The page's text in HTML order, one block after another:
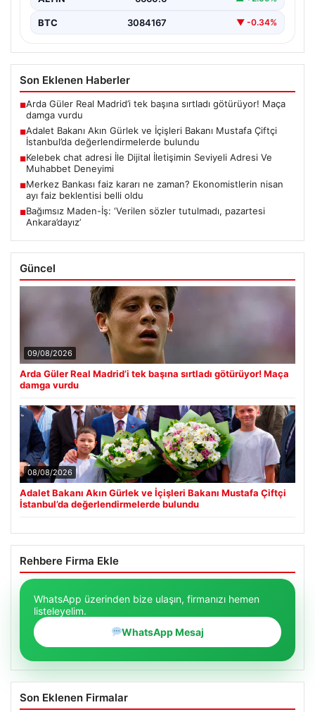
BTC 3084167 ▼ -0.34%
Son Eklenen Haberler
■Arda Güler Real Madrid’i tek başına sırtladı götürüyor! Maça
damga vurdu
■Adalet Bakanı Akın Gürlek ve İçişleri Bakanı Mustafa Çiftçi
İstanbul’da değerlendirmelerde bulundu
■Kelebek chat adresi İle Dijital İletişimin Seviyeli Adresi Ve
Muhabbet Deneyimi
■Merkez Bankası faiz kararı ne zaman? Ekonomistlerin nisan
ayı faiz beklentisi belli oldu
■Bağımsız Maden-İş: ‘Verilen sözler tutulmadı, pazartesi
Ankara’dayız’
Güncel
09/08/2026
Arda Güler Real Madrid’i tek başına sırtladı götürüyor! Maça
damga vurdu
08/08/2026
Adalet Bakanı Akın Gürlek ve İçişleri Bakanı Mustafa Çiftçi
İstanbul’da değerlendirmelerde bulundu
Rehbere Firma Ekle
WhatsApp üzerinden bize ulaşın, firmanızı hemen
listeleyelim.
WhatsApp Mesaj
Son Eklenen Firmalar